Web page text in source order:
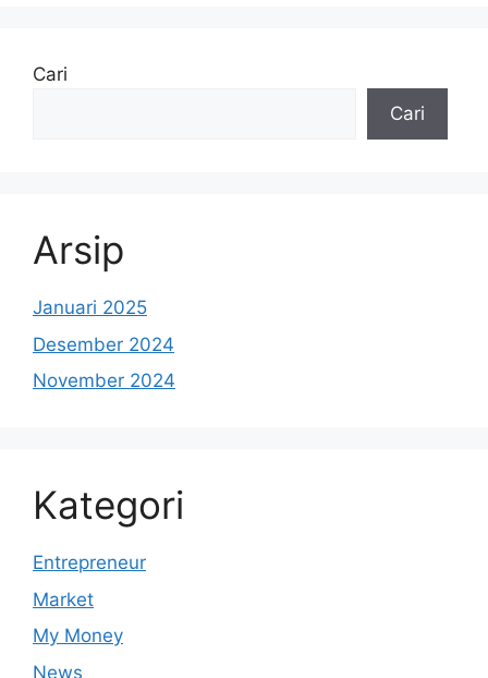
Cari
Cari
Arsip
Januari 2025
Desember 2024
November 2024
Kategori
Entrepreneur
Market
My Money
News